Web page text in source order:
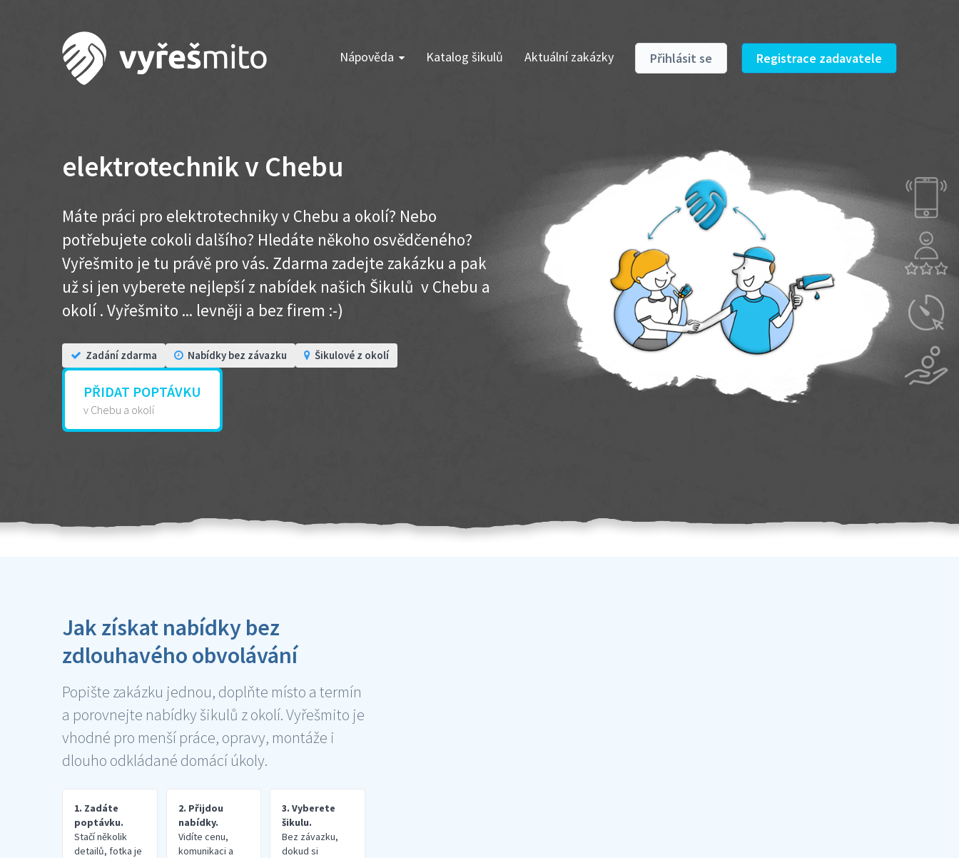
Nápověda Katalog šikulů Aktuální zakázky Přihlásit se Registrace zadavatele
elektrotechnik v Chebu
Máte práci pro elektrotechniky v Chebu a okolí? Nebo
potřebujete cokoli dalšího? Hledáte někoho osvědčeného?
Vyřešmito je tu právě pro vás. Zdarma zadejte zakázku a pak
už si jen vyberete nejlepší z nabídek našich Šikulů v Chebu a
okolí . Vyřešmito ... levněji a bez firem :-)
Zadání zdarma Nabídky bez závazku Šikulové z okolí
PŘIDAT POPTÁVKU
v Chebu a okolí
Jak získat nabídky bez
zdlouhavého obvolávání
Popište zakázku jednou, doplňte místo a termín
a porovnejte nabídky šikulů z okolí. Vyřešmito je
vhodné pro menší práce, opravy, montáže i
dlouho odkládané domácí úkoly.
1. Zadáte
poptávku.
Stačí několik
detailů, fotka je
2. Přijdou
nabídky.
Vidíte cenu,
komunikaci a
3. Vyberete
šikulu.
Bez závazku,
dokud si